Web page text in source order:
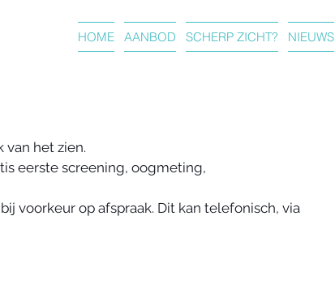
HOME AANBOD SCHERP ZICHT? NIEUWS
van het zien.
eerste screening, oogmeting,
voorkeur op afspraak. Dit kan telefonisch, via